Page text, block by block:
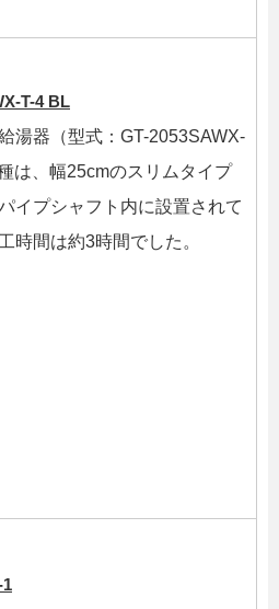
T-4 BL
湯器（型式：GT-2053SAWX-
は、幅25cmのスリムタイプ
イプシャフト内に設置されて
時間は約3時間でした。
1